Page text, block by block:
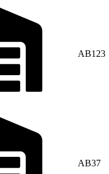
AB123
AB37